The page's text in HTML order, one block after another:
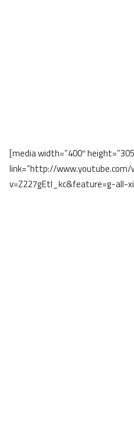
[media width=”400″
link=”http://www.youtube.com/
v=Z227gEtI_kc&feature=g-all-